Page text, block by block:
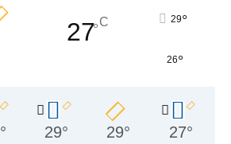
27°C 29°
26°
° 29° 29° 27°